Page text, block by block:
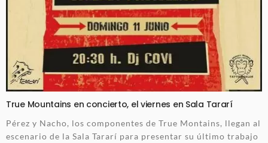
True Mountains en concierto, el viernes en Sala Tararí
Pérez y Nacho, los componentes de True Montains, llegan al
escenario de la Sala Tararí para presentar su último trabajo